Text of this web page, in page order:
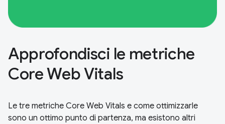
Approfondisci le metriche
Core Web Vitals
Le tre metriche Core Web Vitals e come ottimizzarle
sono un ottimo punto di partenza, ma esistono altri